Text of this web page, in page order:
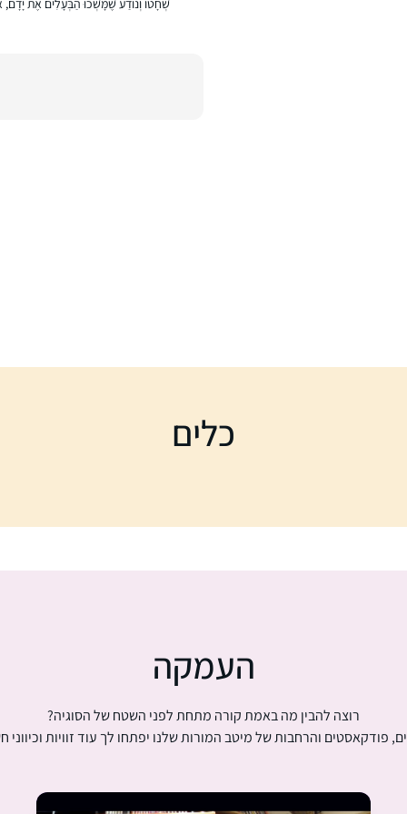
שְׁחָטוֹ וְנוֹדַע שֶׁמָּשְׁכוּ הַבְּעָלִים אֶת
כלים
העמקה
רוצה להבין מה באמת קורה מתחת לפני השטח של הסוגיה?
פודקאסטים והרחבות של מיטב המורות שלנו יפתחו לך עוד זוויות וכיווני